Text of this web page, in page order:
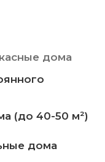
дома
(до 40-50 м²)
дома